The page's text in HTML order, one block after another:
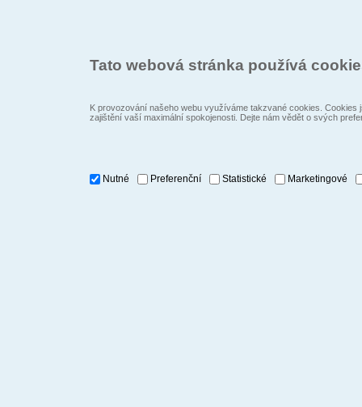
Tato webová stránka používá
K provozování našeho webu využíváme takzvané cookies.
zajištění vaší maximální spokojenosti. Dejte nám vědět o svých
Nutné Preferenční Statistické Marketingové